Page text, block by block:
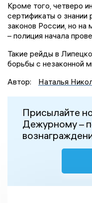
Кроме того, четверо
сертификаты о знании
законов России, но
– полиция начала
Такие рейды в
борьбы с незаконной
Автор:
Наталья
Присылайте
Дежурному –